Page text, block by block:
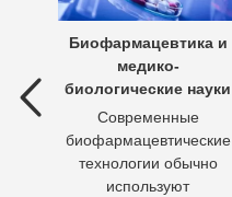
Биофармацевтика и
медико-
биологические науки
Современные
биофармацевтические
технологии обычно
используют